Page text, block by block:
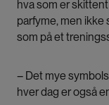
hva som er
parfyme, men ikke
som på et
– Det mye
hver dag er også